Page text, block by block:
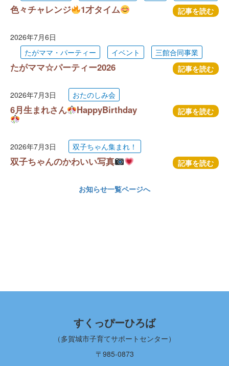
色々チャレンジ 1才タイム 記事を読む
2026年7月6日
たがママ・パーティー
イベント 三館合同事業
たがママ☆パーティー2026 記事を読む
2026年7月3日 おたのしみ会
6月生まれさん HappyBirthday 記事を読む
2026年7月3日 双子ちゃん集まれ！
双子ちゃんのかわいい写真 記事を読む
お知らせ一覧ページへ
すくっぴーひろば
（多賀城市子育てサポートセンター）
〒985-0873